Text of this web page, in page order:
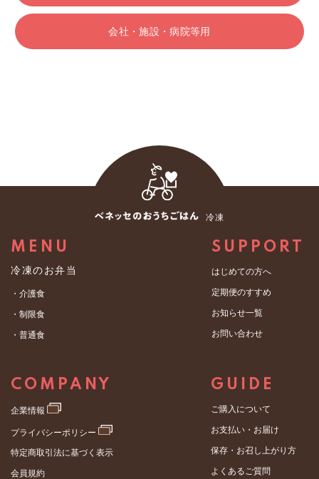
会社・施設・病院等用
冷凍
MENU
冷凍のお弁当
・介護食
・制限食
・普通食
SUPPORT
はじめての方へ
定期便のすすめ
お知らせ一覧
お問い合わせ
GUIDE
ご購入について
お支払い・お届け
保存・お召し上がり方
よくあるご質問
COMPANY
企業情報
プライバシーポリシー
特定商取引法に基づく表示
会員規約